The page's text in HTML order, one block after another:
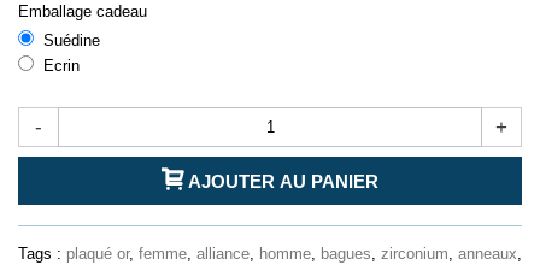
Emballage cadeau
Suédine
Ecrin
- +
AJOUTER AU PANIER
Tags : plaqué or, femme, alliance, homme, bagues, zirconium, anneaux,